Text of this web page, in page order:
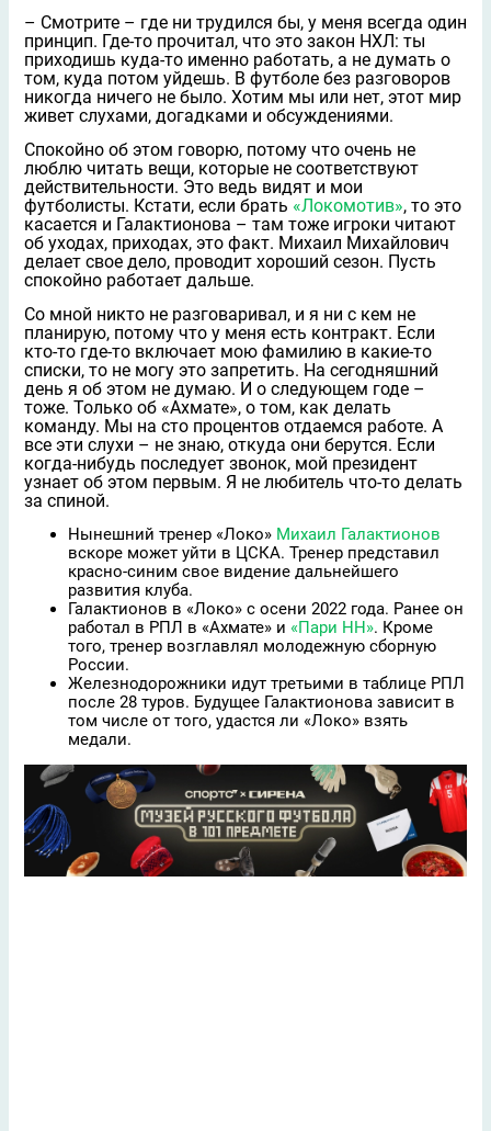
– Смотрите – где ни трудился бы, у меня всегда один
принцип. Где-то прочитал, что это закон НХЛ: ты
приходишь куда-то именно работать, а не думать о
том, куда потом уйдешь. В футболе без разговоров
никогда ничего не было. Хотим мы или нет, этот мир
живет слухами, догадками и обсуждениями.
Спокойно об этом говорю, потому что очень не
люблю читать вещи, которые не соответствуют
действительности. Это ведь видят и мои
футболисты. Кстати, если брать «Локомотив», то это
касается и Галактионова – там тоже игроки читают
об уходах, приходах, это факт. Михаил Михайлович
делает свое дело, проводит хороший сезон. Пусть
спокойно работает дальше.
Со мной никто не разговаривал, и я ни с кем не
планирую, потому что у меня есть контракт. Если
кто-то где-то включает мою фамилию в какие-то
списки, то не могу это запретить. На сегодняшний
день я об этом не думаю. И о следующем годе –
тоже. Только об «Ахмате», о том, как делать
команду. Мы на сто процентов отдаемся работе. А
все эти слухи – не знаю, откуда они берутся. Если
когда-нибудь последует звонок, мой президент
узнает об этом первым. Я не любитель что-то делать
за спиной.
Нынешний тренер «Локо» Михаил Галактионов
вскоре может уйти в ЦСКА. Тренер представил
красно-синим свое видение дальнейшего
развития клуба.
Галактионов в «Локо» с осени 2022 года. Ранее он
работал в РПЛ в «Ахмате» и «Пари НН». Кроме
того, тренер возглавлял молодежную сборную
России.
Железнодорожники идут третьими в таблице РПЛ
после 28 туров. Будущее Галактионова зависит в
том числе от того, удастся ли «Локо» взять
медали.